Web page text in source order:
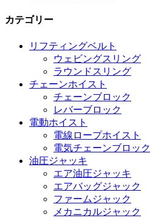
カテゴリー
リフティングベルト
ウェビングスリング
ラウンドスリング
チェーンホイスト
チェーンブロック
レバーブロック
電動ホイスト
電線ロープホイスト
電気チェーンブロック
油圧ジャッキ
エア油圧ジャッキ
エアバッグジャック
ファームジャック
メカニカルジャック